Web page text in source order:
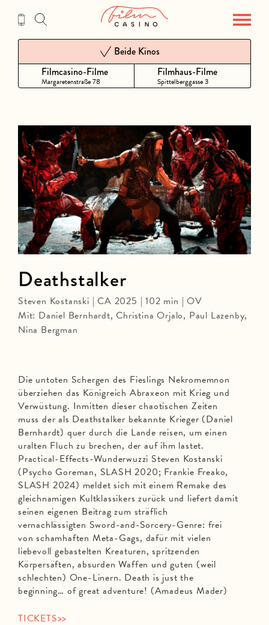
Inhalt
Filmcasino-Filme
Margaretenstraße 78
Beide Kinos
Filmhaus-Filme
Spittelberggasse 3
Die untoten Schergen des Fieslings Nekromemnon
überziehen das Königreich Abraxeon mit Krieg und
Verwüstung. Inmitten dieser chaotischen Zeiten
muss der als Deathstalker bekannte Krieger (Daniel
Bernhardt) quer durch die Lande reisen, um einen
uralten Fluch zu brechen, der auf ihm lastet.
Practical-Effects-Wunderwuzzi Steven Kostanski
(Psycho Goreman, SLASH 2020; Frankie Freako,
SLASH 2024) meldet sich mit einem Remake des
gleichnamigen Kultklassikers zurück und liefert damit
seinen eigenen Beitrag zum sträflich
vernachlässigten Sword-and-Sorcery-Genre: frei
von schamhaften Meta-Gags, dafür mit vielen
liebevoll gebastelten Kreaturen, spritzenden
Körpersäften, absurden Waffen und guten (weil
schlechten) One-Linern. Death is just the
beginning… of great adventure! (Amadeus Mader)
TICKETS>>
Deathstalker
Steven Kostanski | CA 2025 | 102 min | OV
Mit: Daniel Bernhardt, Christina Orjalo, Paul Lazenby,
Nina Bergman